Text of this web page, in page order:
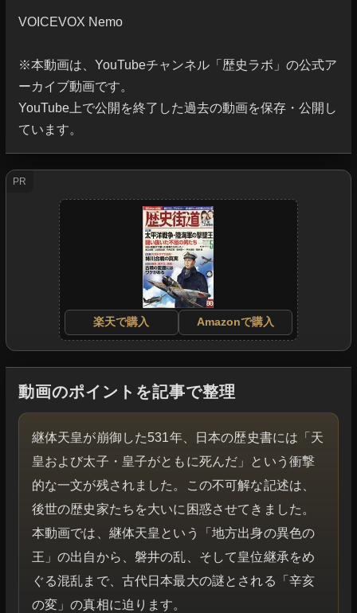
VOICEVOX Nemo
※本動画は、YouTubeチャンネル「歴史ラボ」の公式ア
ーカイブ動画です。
YouTube上で公開を終了した過去の動画を保存・公開し
ています。
PR
楽天で購入 Amazonで購入
動画のポイントを記事で整理
継体天皇が崩御した531年、日本の歴史書には「天
皇および太子・皇子がともに死んだ」という衝撃
的な一文が残されました。この不可解な記述は、
後世の歴史家たちを大いに困惑させてきました。
本動画では、継体天皇という「地方出身の異色の
王」の出自から、磐井の乱、そして皇位継承をめ
ぐる混乱まで、古代日本最大の謎とされる「辛亥
の変」の真相に迫ります。